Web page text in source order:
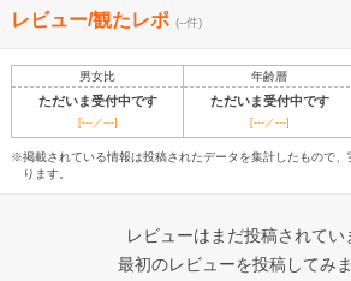
レビュー/観たレポ (--件)
男女比 年齢層
ただいま受付中です ただいま受付中です
[---／---] [---／---]
※掲載されている情報は投稿されたデータを集計したもので
ります。
レビューはまだ投稿されてい
最初のレビューを投稿してみ